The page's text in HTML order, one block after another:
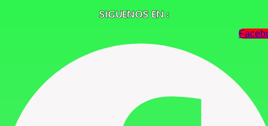
SIGUENOS EN :